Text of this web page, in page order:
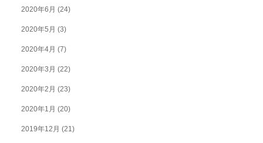
2020年6月 (24)
2020年5月 (3)
2020年4月 (7)
2020年3月 (22)
2020年2月 (23)
2020年1月 (20)
2019年12月 (21)